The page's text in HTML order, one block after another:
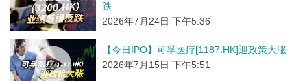
跌
2026年7月24日 下午5:36
【今日IPO】可孚医疗[1187.HK]迎政策大涨
2026年7月15日 下午5:51